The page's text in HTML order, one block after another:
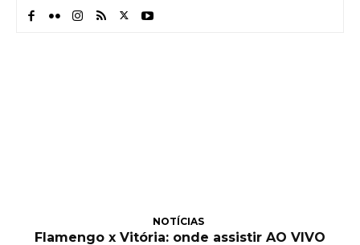
NOTÍCIAS
Flamengo x Vitória: onde assistir AO VIVO